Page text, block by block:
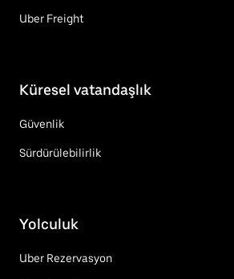
Uber Freight
Küresel vatandaşlık
Güvenlik
Sürdürülebilirlik
Yolculuk
Uber Rezervasyon